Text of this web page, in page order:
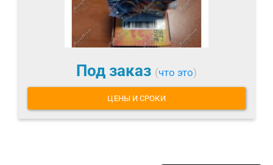
Под заказ (что это)
ЦЕНЫ И СРОКИ